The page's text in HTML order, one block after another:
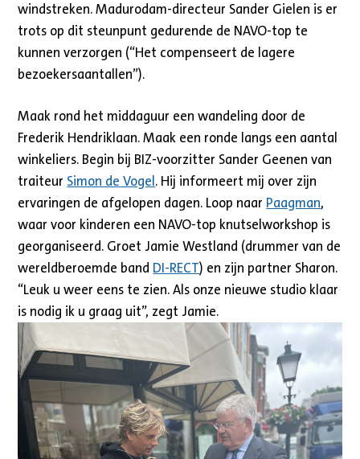
windstreken. Madurodam-directeur Sander Gielen is er
trots op dit steunpunt gedurende de NAVO-top te
kunnen verzorgen (“Het compenseert de lagere
bezoekersaantallen”).
Maak rond het middaguur een wandeling door de
Frederik Hendriklaan. Maak een ronde langs een aantal
winkeliers. Begin bij BIZ-voorzitter Sander Geenen van
traiteur Simon de Vogel. Hij informeert mij over zijn
ervaringen de afgelopen dagen. Loop naar Paagman,
waar voor kinderen een NAVO-top knutselworkshop is
georganiseerd. Groet Jamie Westland (drummer van de
wereldberoemde band DI-RECT) en zijn partner Sharon.
“Leuk u weer eens te zien. Als onze nieuwe studio klaar
is nodig ik u graag uit”, zegt Jamie.